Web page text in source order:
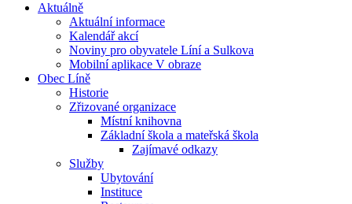
Aktuálně
Aktuální informace
Kalendář akcí
Noviny pro obyvatele Líní a Sulkova
Mobilní aplikace V obraze
Obec Líně
Historie
Zřizované organizace
Místní knihovna
Základní škola a mateřská škola
Zajímavé odkazy
Služby
Ubytování
Instituce